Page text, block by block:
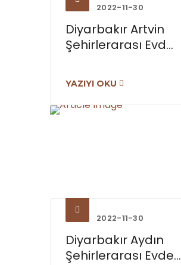
2022-11-30
Diyarbakır Artvin
Şehirlerarası Evd...
YAZIYI OKU
2022-11-30
Diyarbakır Aydın
Şehirlerarası Evde...